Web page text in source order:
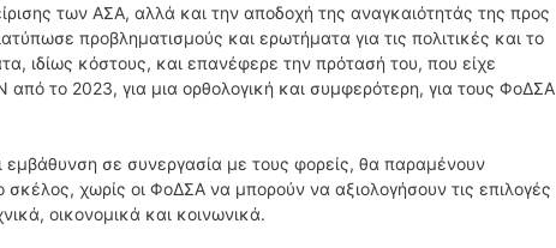
των ΑΣΑ, αλλά και την αποδοχή της αναγκαιότητάς της προς
προβληματισμούς και ερωτήματα για τις πολιτικές και το
ιδίως κόστους, και επανέφερε την πρότασή του, που είχε
από το 2023, για μια ορθολογική και συμφερότερη, για τους ΦοΔΣΑ
εμβάθυνση σε συνεργασία με τους φορείς, θα παραμένουν
χωρίς οι ΦοΔΣΑ να μπορούν να αξιολογήσουν τις επιλογές
οικονομικά και κοινωνικά.